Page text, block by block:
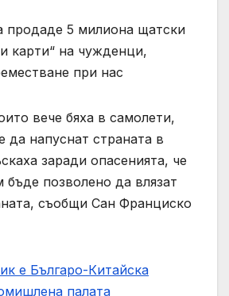
продаде 5 милиона щатски
карти“ на чужденци,
при нас
вече бяха в самолети,
да напуснат страната в
заради опасенията, че
позволено да влязат
съобщи Сан Франциско
е Българо-Китайска
палaта